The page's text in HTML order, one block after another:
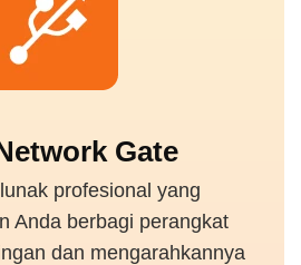
Gate
profesional yang
Anda berbagi perangkat
dan mengarahkannya